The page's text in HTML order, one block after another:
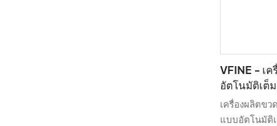
VFINE - เค
อัตโนมัติเต็
เครื่องเป่าขึ้
การผลิตด้วย
เครื่องผลิตข
แบบอัตโนมัติ